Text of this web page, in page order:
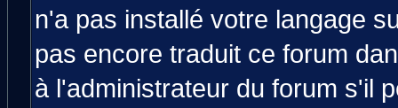
n'a pas installé votre langage
pas encore traduit ce forum
à l'administrateur du forum s'il